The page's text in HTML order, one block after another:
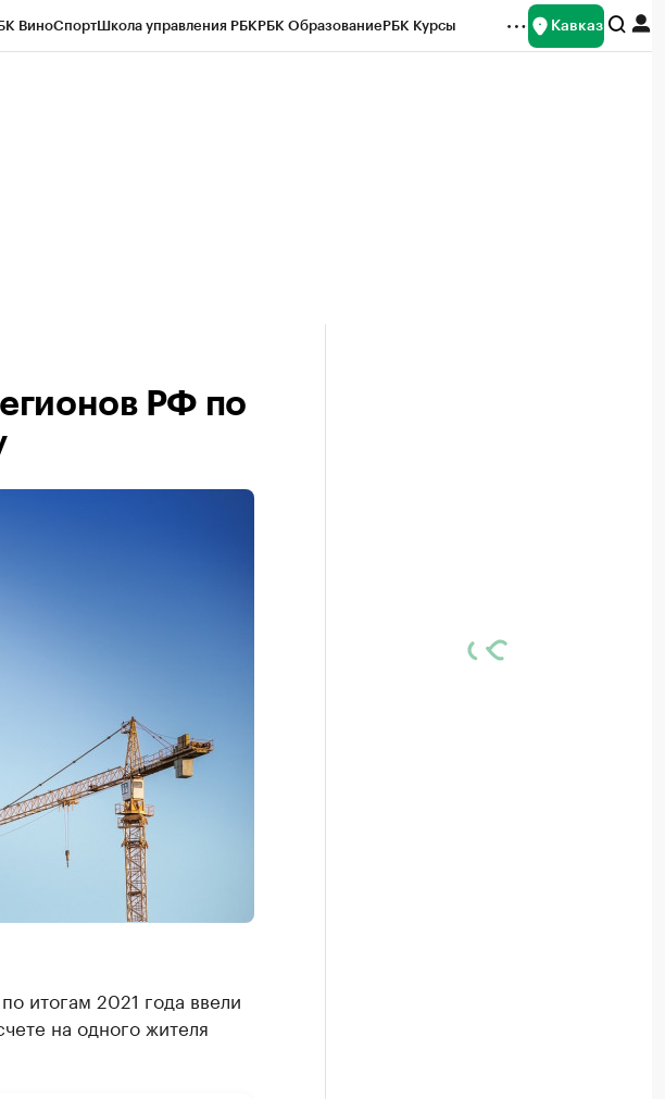
ВиноСпортШкола управления РБКРБК ОбразованиеРБК Курсы Кавказ
РФ по
итогам 2021 года ввели
на одного жителя